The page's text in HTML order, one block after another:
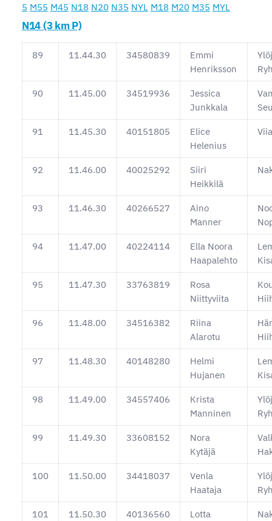
5 M55 M45 N18 N20 N35 NYL M18 M20 M35 MYL
N14 (3 km P)
89 11.44.30 34580839
Emmi
Henriksson
90 11.45.00 34519936
Jessica
Junkkala
91 11.45.30 40151805
Elice
Helenius
92 11.46.00 40025292
Siiri
Heikkilä
93 11.46.30 40266527
Aino
Manner
94 11.47.00 40224114
Ella Noora
Haapalehto
95 11.47.30 33763819
Rosa
Niittyviita
96 11.48.00 34516382
Riina
Alarotu
97 11.48.30 40148280
Helmi
Hujanen
98 11.49.00 34557406
Krista
Manninen
99 11.49.30 33608152
Nora
Kytäjä
100 11.50.00 34418037
Venla
Haataja
101 11.50.30 40136560
Lotta